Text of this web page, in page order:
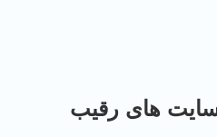
سایت های رقیب